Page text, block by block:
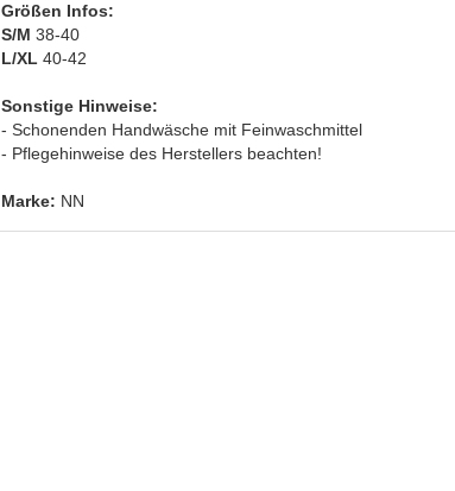
Größen Infos:
S/M 38-40
L/XL 40-42
Sonstige Hinweise:
- Schonenden Handwäsche mit Feinwaschmittel
- Pflegehinweise des Herstellers beachten!
Marke: NN